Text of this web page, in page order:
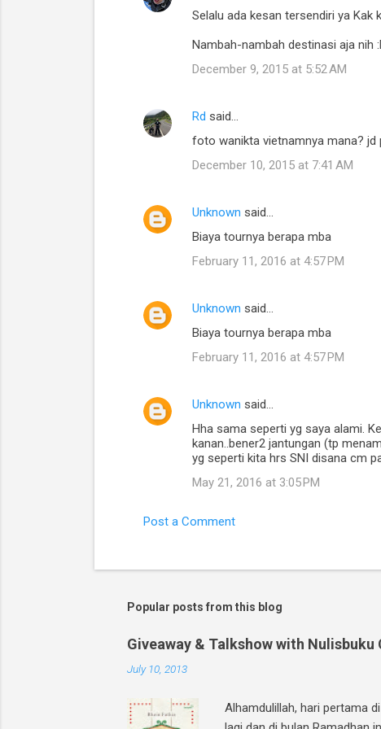
n
t
Selalu ada kesan tersendiri ya Kak
Nambah-nambah destinasi aja nih
December 9, 2015 at 5:52 AM
Rd said…
foto wanikta vietnamnya mana? jd
December 10, 2015 at 7:41 AM
Unknown said…
Biaya tournya berapa mba
February 11, 2016 at 4:57 PM
Unknown said…
Biaya tournya berapa mba
February 11, 2016 at 4:57 PM
Unknown said…
Hha sama seperti yg saya alami.
kanan..bener2 jantungan (tp
yg seperti kita hrs SNI disana cm
May 21, 2016 at 3:05 PM
Post a Comment
Popular posts from this blog
Giveaway & Talkshow with Nulisbuku
July 10, 2013
Alhamdulillah, hari pertama